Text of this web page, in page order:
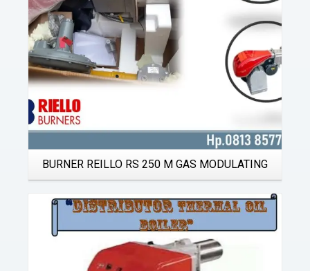
BURNER REILLO RS 250 M GAS MODULATING
Details